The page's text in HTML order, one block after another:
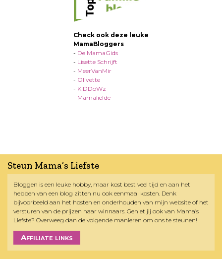
Check ook deze leuke
MamaBloggers
- De MamaGids
- Lisette Schrijft
- MeerVanMir
- Olivette
- KiDDoWz
- Mamaliefde
Steun Mama’s Liefste
Bloggen is een leuke hobby, maar kost best veel tijd en aan het
hebben van een blog zitten nu ook eenmaal kosten. Denk
bijvoorbeeld aan het hosten en onderhouden van mijn website of het
versturen van de prijzen naar winnaars. Geniet jij ook van Mama’s
Liefste? Overweeg dan de volgende manieren om ons te steunen!
Affiliate links